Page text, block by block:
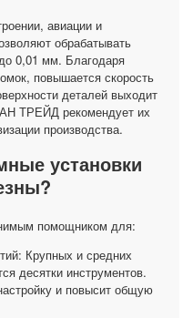
авиации и
обрабатывать
0,01 мм. Благодаря
повышается скорость
деталей выходит
ТРЕЙД рекомендует их
производства.
установки
помощником для:
Крупных и средних
десятки инструментов.
и повысит общую